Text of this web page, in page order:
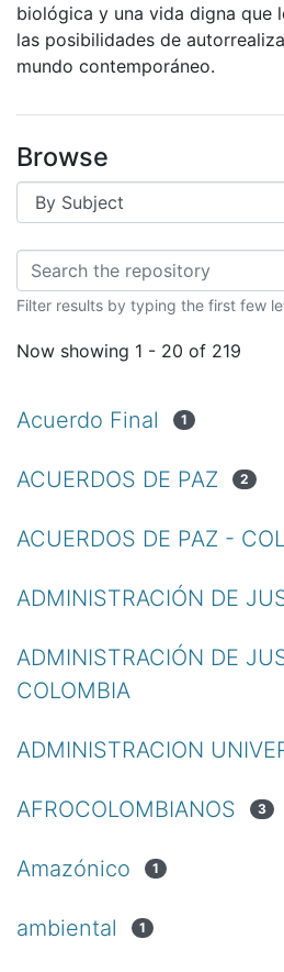
biológica y una vida digna que
las posibilidades de
mundo contemporáneo.
Browse
Filter results by typing the first few
Now showing 1 - 20 of 219
Acuerdo Final 1
ACUERDOS DE PAZ 2
ACUERDOS DE PAZ -
ADMINISTRACIÓN DE
ADMINISTRACIÓN DE
COLOMBIA
ADMINISTRACION
AFROCOLOMBIANOS 3
Amazónico 1
ambiental 1